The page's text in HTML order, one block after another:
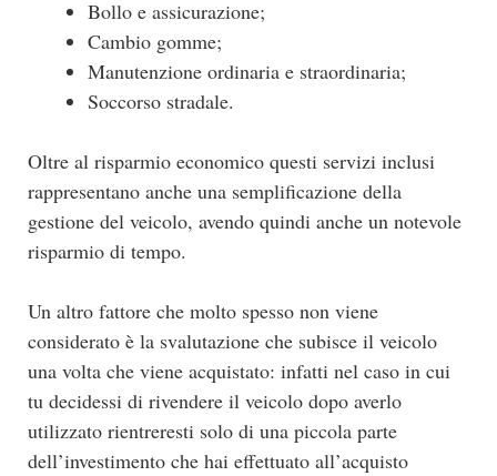
Bollo e assicurazione;
Cambio gomme;
Manutenzione ordinaria e straordinaria;
Soccorso stradale.
Oltre al risparmio economico questi servizi inclusi
rappresentano anche una semplificazione della
gestione del veicolo, avendo quindi anche un notevole
risparmio di tempo.
Un altro fattore che molto spesso non viene
considerato è la svalutazione che subisce il veicolo
una volta che viene acquistato: infatti nel caso in cui
tu decidessi di rivendere il veicolo dopo averlo
utilizzato rientreresti solo di una piccola parte
dell’investimento che hai effettuato all’acquisto